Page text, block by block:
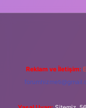
Reklam ve İletişim: